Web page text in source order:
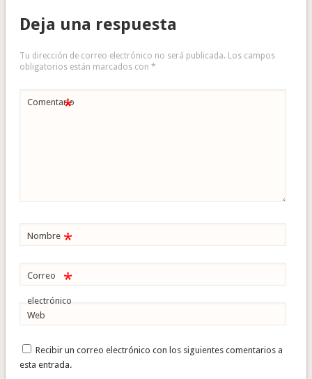
Deja una respuesta
Tu dirección de correo electrónico no será publicada. Los campos
obligatorios están marcados con *
Comentario
*
Nombre *
Correo
electrónico
*
Web
Recibir un correo electrónico con los siguientes comentarios a
esta entrada.